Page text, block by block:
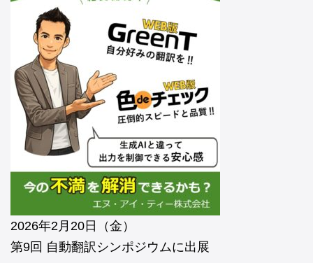
2026年2月20日（金）
第9回 自動翻訳シンポジウムに出展